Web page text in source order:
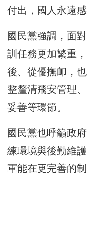
付出，國人永遠感
國民黨強調，面
訓任務更加繁重
後、從優撫卹，
整釐清飛安管理
妥善等環節。
國民黨也呼籲政
練環境與後勤維
軍能在更完善的